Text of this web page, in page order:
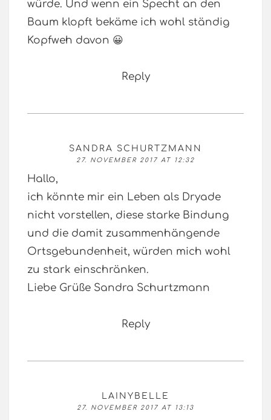
würde. Und wenn ein Specht an den
Baum klopft bekäme ich wohl ständig
Kopfweh davon 😀
Reply
SANDRA SCHURTZMANN
27. NOVEMBER 2017 AT 12:32
Hallo,
ich könnte mir ein Leben als Dryade
nicht vorstellen, diese starke Bindung
und die damit zusammenhängende
Ortsgebundenheit, würden mich wohl
zu stark einschränken.
Liebe Grüße Sandra Schurtzmann
Reply
LAINYBELLE
27. NOVEMBER 2017 AT 13:13